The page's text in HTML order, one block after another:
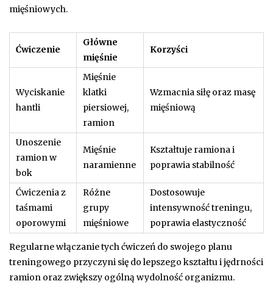
mięśniowych.
Ćwiczenie
Główne
mięśnie
Korzyści
Wyciskanie
hantli
Mięśnie
klatki
piersiowej,
ramion
Wzmacnia siłę oraz masę
mięśniową
Unoszenie
ramion w
bok
Mięśnie
naramienne
Kształtuje ramiona i
poprawia stabilność
Ćwiczenia z
taśmami
oporowymi
Różne
grupy
mięśniowe
Dostosowuje
intensywność treningu,
poprawia elastyczność
Regularne włączanie tych ćwiczeń do swojego planu
treningowego przyczyni się do lepszego kształtu i jędrności
ramion oraz zwiększy ogólną wydolność organizmu.